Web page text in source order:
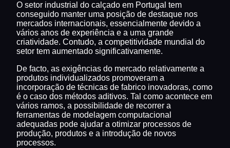
O setor industrial do calçado em Portugal tem
conseguido manter uma posição de destaque nos
mercados internacionais, essencialmente devido a
vários anos de experiência e a uma grande
criatividade. Contudo, a competitividade mundial do
setor tem aumentado significativamente.
De facto, as exigências do mercado relativamente a
produtos individualizados promoveram a
incorporação de técnicas de fabrico inovadoras, como
é o caso dos métodos aditivos. Tal como acontece em
vários ramos, a possibilidade de recorrer a
ferramentas de modelagem computacional
adequadas pode ajudar a otimizar processos de
produção, produtos e a introdução de novos
processos.